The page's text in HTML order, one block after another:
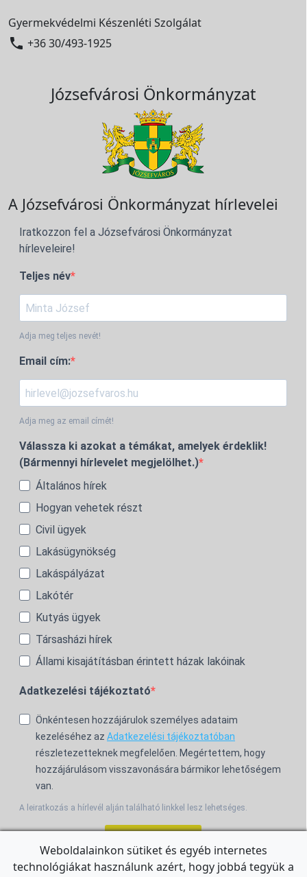
Gyermekvédelmi Készenléti Szolgálat
 +36 30/493-1925
Józsefvárosi Önkormányzat
A Józsefvárosi Önkormányzat hírlevelei
Iratkozzon fel a Józsefvárosi Önkormányzat
hírleveleire!
Teljes név
Adja meg teljes nevét!
Email cím:
Adja meg az email címét!
Válassza ki azokat a témákat, amelyek érdeklik!
(Bármennyi hírlevelet megjelölhet.)
Általános hírek
Hogyan vehetek részt
Civil ügyek
Lakásügynökség
Lakáspályázat
Lakótér
Kutyás ügyek
Társasházi hírek
Állami kisajátításban érintett házak lakóinak
Adatkezelési tájékoztató
Önkéntesen hozzájárulok személyes adataim
kezeléséhez az Adatkezelési tájékoztatóban
részletezetteknek megfelelően. Megértettem, hogy
hozzájárulásom visszavonására bármikor lehetőségem
van.
A leiratkozás a hírlevél alján található linkkel lesz lehetséges.
Weboldalainkon sütiket és egyéb internetes
technológiákat használunk azért, hogy jobbá tegyük a